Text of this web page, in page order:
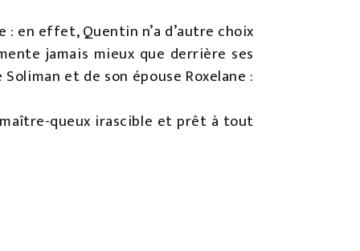
en effet, Quentin n’a d’autre choix
jamais mieux que derrière ses
et de son épouse Roxelane :
queux irascible et prêt à tout